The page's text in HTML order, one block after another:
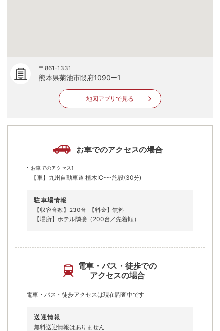
〒861-1331
熊本県菊池市隈府1090ー1
地図アプリで見る
お車でのアクセスの場合
お車でのアクセス1
【車】九州自動車道 植木IC---施設(30分)
駐車場情報
【収容台数】230台
【料金】無料
【場所】ホテル隣接（200台／先着順）
電車・バス・徒歩での
アクセスの場合
電車・バス・徒歩アクセスは現在調査中です
送迎情報
無料送迎情報はありません